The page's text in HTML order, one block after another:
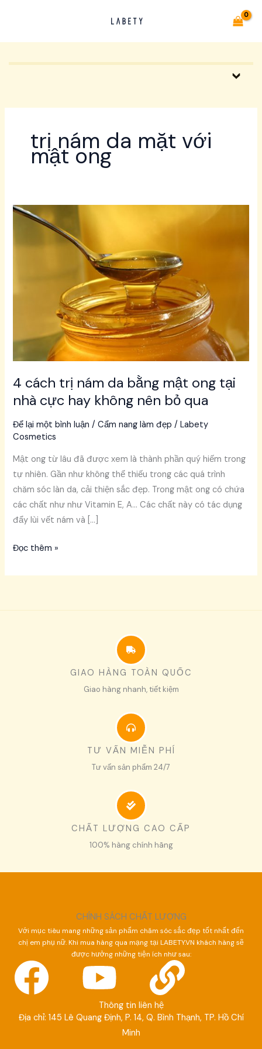
trị nám da mặt với
mật ong
4 cách trị nám da bằng mật ong tại
nhà cực hay không nên bỏ qua
Để lại một bình luận /Cẩm nang làm đẹp /Labety
Cosmetics
Mật ong từ lâu đã được xem là thành phần quý hiếm trong
tự nhiên. Gần như không thể thiếu trong các quá trình
chăm sóc làn da, cải thiện sắc đẹp. Trong mật ong có chứa
các chất như như Vitamin E, A… Các chất này có tác dụng
đẩy lùi vết nám và […]
4
cực
hay
không
bỏ
qua
Đọc thêm »
GIAO HÀNG TOÀN QUỐC
Giao hàng nhanh, tiết kiệm
TƯ VẤN MIỄN PHÍ
Tư vấn sản phẩm 24/7
CHẤT LƯỢNG CAO CẤP
100% hàng chính hãng
CHÍNH SÁCH CHẤT LƯỢNG
Với mục tiêu mang những sản phẩm chăm sóc sắc đẹp tốt nhất đến
chị em phụ nữ. Khi mua hàng qua mạng tại LABETY.VN khách hàng sẽ
được hưởng những tiện ích như sau:
F
a
Y
o
L
i
Thông tin liên hệ
Địa chỉ: 145 Lê Quang Định, P. 14, Q. Bình Thạnh, TP. Hồ Chí
Minh